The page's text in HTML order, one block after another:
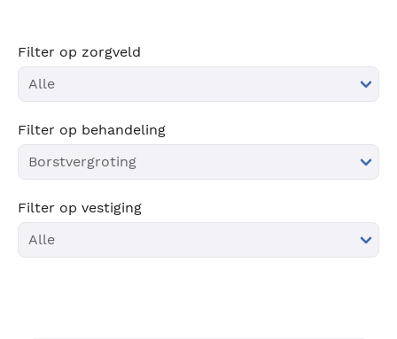
Filter op zorgveld
Filter op behandeling
Filter op vestiging